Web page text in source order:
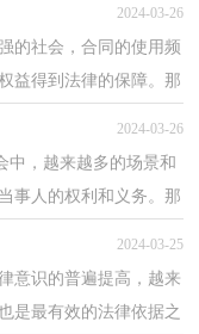
2024-03-26
的社会，合同的使用频
益得到法律的保障。那
2024-03-26
中，越来越多的场景和
事人的权利和义务。那
2024-03-25
意识的普遍提高，越来
是最有效的法律依据之